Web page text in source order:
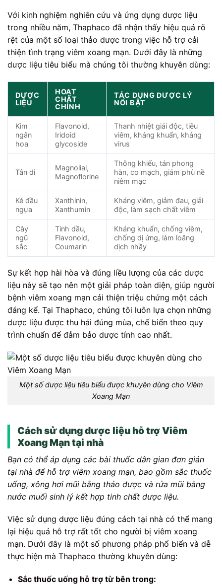
Với kinh nghiệm nghiên cứu và ứng dụng dược liệu
trong nhiều năm, Thaphaco đã nhận thấy hiệu quả rõ
rệt của một số loại thảo dược trong việc hỗ trợ cải
thiện tình trạng viêm xoang mạn. Dưới đây là những
dược liệu tiêu biểu mà chúng tôi thường khuyên dùng:
DƯỢC
LIỆU
HOẠT
CHẤT
CHÍNH
TÁC DỤNG DƯỢC LÝ
NỔI BẬT
Kim
ngân
hoa
Flavonoid,
Iridoid
glycoside
Thanh nhiệt giải độc, tiêu
viêm, kháng khuẩn, kháng
virus
Tân di
Magnolial,
Magnoflorine
Thông khiếu, tán phong
hàn, co mạch, giảm phù nề
niêm mạc
Ké đầu
ngựa
Xanthinin,
Xanthumin
Kháng viêm, giảm đau, giải
độc, làm sạch chất viêm
Cây
ngũ
sắc
Tinh dầu,
Flavonoid,
Coumarin
Kháng khuẩn, chống viêm,
chống dị ứng, làm loãng
dịch nhầy
Sự kết hợp hài hòa và đúng liều lượng của các dược
liệu này sẽ tạo nên một giải pháp toàn diện, giúp người
bệnh viêm xoang mạn cải thiện triệu chứng một cách
đáng kể. Tại Thaphaco, chúng tôi luôn lựa chọn những
dược liệu được thu hái đúng mùa, chế biến theo quy
trình chuẩn để đảm bảo dược tính cao nhất.
Một số dược liệu tiêu biểu được khuyên dùng cho Viêm
Xoang Mạn
Cách sử dụng dược liệu hỗ trợ Viêm
Xoang Mạn tại nhà
Bạn có thể áp dụng các bài thuốc dân gian đơn giản
tại nhà để hỗ trợ viêm xoang mạn, bao gồm sắc thuốc
uống, xông hơi mũi bằng thảo dược và rửa mũi bằng
nước muối sinh lý kết hợp tinh chất dược liệu.
Việc sử dụng dược liệu đúng cách tại nhà có thể mang
lại hiệu quả hỗ trợ rất tốt cho người bị viêm xoang
mạn. Dưới đây là một số phương pháp phổ biến và dễ
thực hiện mà Thaphaco thường khuyên dùng:
Sắc thuốc uống hỗ trợ từ bên trong: